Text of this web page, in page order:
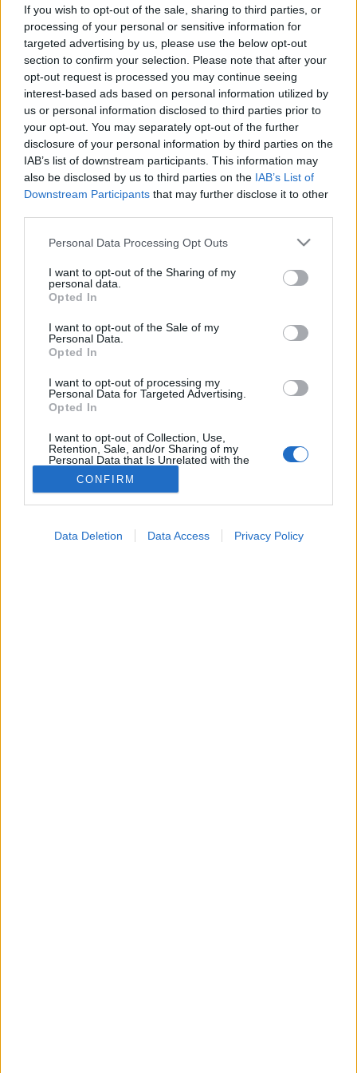
If you wish to opt-out of the sale, sharing to third parties, or
processing of your personal or sensitive information for
targeted advertising by us, please use the below opt-out
section to confirm your selection. Please note that after your
opt-out request is processed you may continue seeing
interest-based ads based on personal information utilized by
us or personal information disclosed to third parties prior to
your opt-out. You may separately opt-out of the further
disclosure of your personal information by third parties on the
IAB’s list of downstream participants. This information may
also be disclosed by us to third parties on the IAB’s List of
Downstream Participants that may further disclose it to other
Please note that this website/app uses one or more Google
not limited to your visit or usage behaviour. You may click to
grant or deny consent to Google and its third-party tags to
use your data for below specified purposes in below Google
consent section.
Personal Data Processing Opt Outs
I want to opt-out of the Sharing of my
personal data.
Opted In
I want to opt-out of the Sale of my
Personal Data.
Opted In
I want to opt-out of processing my
Personal Data for Targeted Advertising.
Opted In
I want to opt-out of Collection, Use,
Retention, Sale, and/or Sharing of my
Personal Data that Is Unrelated with the
Purposes for which it was collected.
Opted Out
CONFIRM
Data Deletion Data Access Privacy Policy
#allergia#influenza#cukorbetegség
#orvosmeteorológia#vérnyomás#stroke#rákbetegség
#pajzsmirigy#reflux#ekcéma#herpesz
Regisztráció
Prevenció
Baba-
mama
7 mondat, amely erősíti a
gyermekek önbizalmát, ha
felnőttől hallják
7 mondat, amely erősíti a
gyermekek önbizalmát, ha
felnőttől hallják